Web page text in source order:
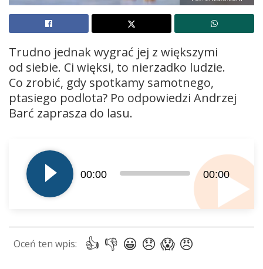
Trudno jednak wygrać jej z większymi
od siebie. Ci więksi, to nierzadko ludzie.
Co zrobić, gdy spotkamy samotnego,
ptasiego podlota? Po odpowiedzi Andrzej
Barć zaprasza do lasu.
plików
dźwiękowych
00:00 00:00